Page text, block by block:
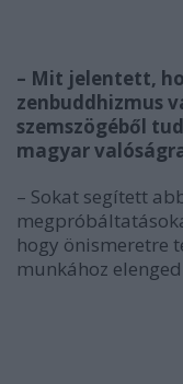
– Mit jelentett,
zenbuddhizmus
szemszögéből
magyar
– Sokat segített
hogy önismeretre
munkához